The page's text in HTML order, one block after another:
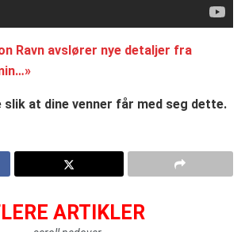
Ravn avslører nye detaljer fra
slik at dine venner får med seg dette.
ARTIKLER